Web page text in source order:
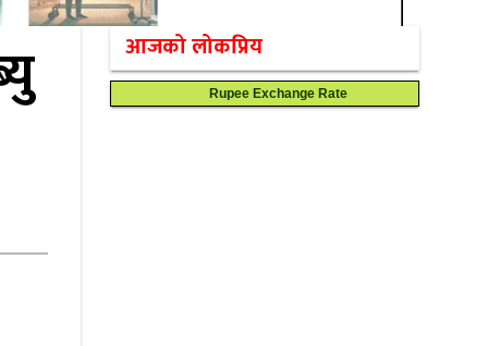
आजको लोकप्रिय
Rupee Exchange Rate